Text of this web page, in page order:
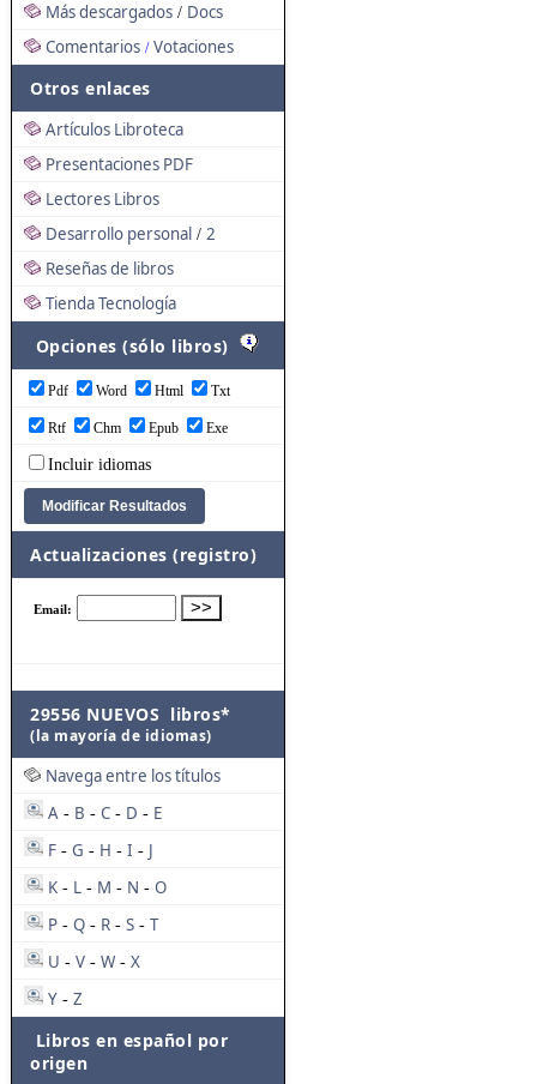
Más descargados / Docs
Comentarios / Votaciones
Otros enlaces
Artículos Libroteca
Presentaciones PDF
Lectores Libros
Desarrollo personal / 2
Reseñas de libros
Tienda Tecnología
Opciones (sólo libros)
Pdf Word Html Txt
Rtf Chm Epub Exe
Incluir idiomas
Actualizaciones (registro)
29556 NUEVOS libros*
(la mayoría de idiomas)
Navega entre los títulos
A - B - C - D - E
F - G - H - I - J
K - L - M - N - O
P - Q - R - S - T
U - V - W - X
Y - Z
Libros en español por
origen